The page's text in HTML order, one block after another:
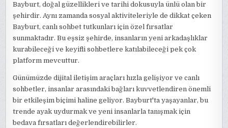
Bayburt, doğal güzellikleri ve tarihi dokusuyla ünlü olan bir
şehirdir. Aynı zamanda sosyal aktiviteleriyle de dikkat çeken
Bayburt, canlı sohbet tutkunları için özel fırsatlar
sunmaktadır. Bu eşsiz şehirde, insanların yeni arkadaşlıklar
kurabileceği ve keyifli sohbetlere katılabileceği pek çok
platform mevcuttur.
Günümüzde dijital iletişim araçları hızla gelişiyor ve canlı
sohbetler, insanlar arasındaki bağları kuvvetlendiren önemli
bir etkileşim biçimi haline geliyor. Bayburt'ta yaşayanlar, bu
trende ayak uydurmak ve yeni insanlarla tanışmak için
bedava fırsatları değerlendirebilirler.